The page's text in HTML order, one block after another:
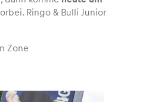
Ringo & Bulli Junior
Zone